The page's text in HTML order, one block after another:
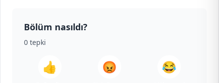
Bölüm nasıldı?
0 tepki
👍 😡 😂